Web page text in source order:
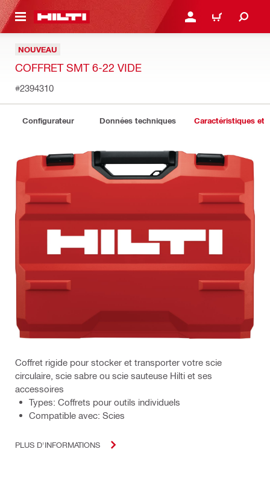
CONTENT CONNEXION OU
PANIER
NOUVEAU
COFFRET SMT 6-22 VIDE
#2394310
Configurateur Données techniques Caractéristiques et
Coffret rigide pour stocker et transporter votre scie
circulaire, scie sabre ou scie sauteuse Hilti et ses
accessoires
Types: Coffrets pour outils individuels
Compatible avec: Scies
PLUS D'INFORMATIONS